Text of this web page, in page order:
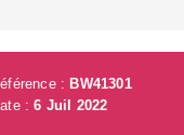
: BW41301
:6 Juil 2022